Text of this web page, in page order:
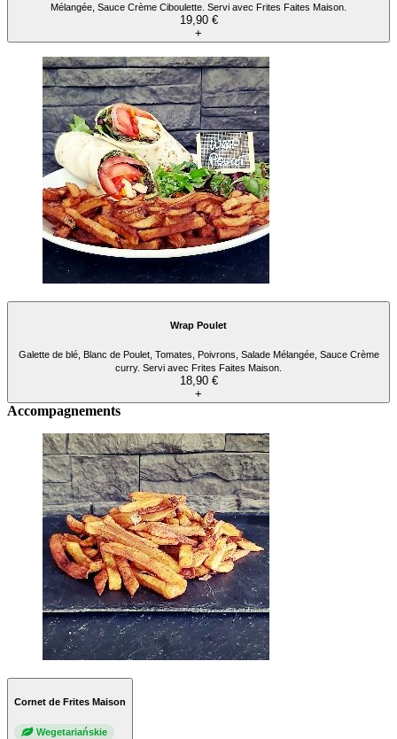
Mélangée, Sauce Crème Ciboulette. Servi avec Frites Faites Maison.
19,90 €
+
Wrap Poulet
Galette de blé, Blanc de Poulet, Tomates, Poivrons, Salade Mélangée, Sauce Crème
curry. Servi avec Frites Faites Maison.
18,90 €
+
Accompagnements
Cornet de Frites Maison
Wegetariańskie